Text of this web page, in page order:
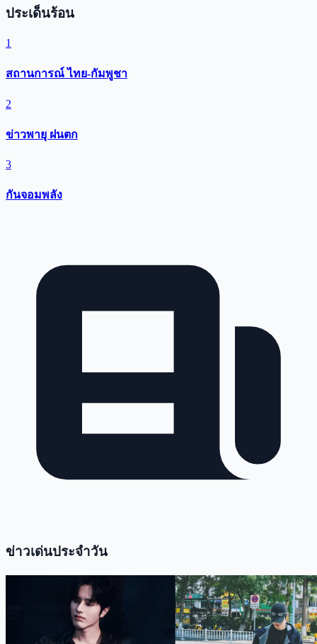
ประเด็นร้อน
1
สถานการณ์ ไทย-กัมพูชา
2
ข่าวพายุ ฝนตก
3
กันจอมพลัง
ข่าวเด่นประจำวัน